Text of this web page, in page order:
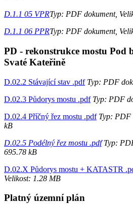
D.1.1 05 VPRTyp: PDF dokument,
D.1.1 06 PPRTyp: PDF dokument,
PD - rekonstrukce mostu Pod
Svaté Kateřině
D.02.2 Stávající stav .pdfTyp: PDF
D.02.3 Půdorys mostu .pdfTyp: PDF
D.02.4 Příčný řez mostu .pdfTyp: PDF
kB
D.02.5 Podélný řez mostu .pdfTyp:
695.78 kB
D.02.X Půdorys mostu + KATASTR
Velikost: 1.28 MB
Platný územní plán